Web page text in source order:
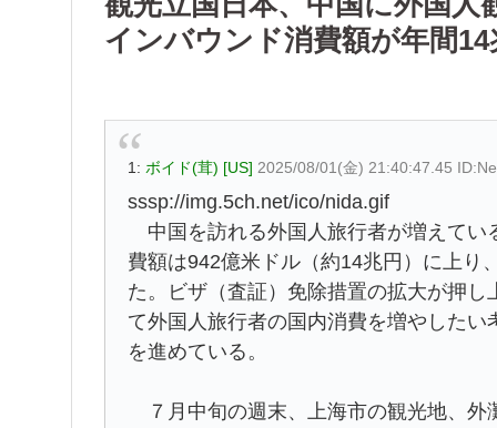
インバウンド消費額が年間14
1: ボイド(茸) [US] 2025/08/01(金) 21:40:47.45
sssp://img.5ch.net/ico/nida.gif
中国を訪れる外国人旅行者が増えてい
費額は942億米ドル（約14兆円）に上り
た。ビザ（査証）免除措置の拡大が押
て外国人旅行者の国内消費を増やした
を進めている。
７月中旬の週末、上海市の観光地、外